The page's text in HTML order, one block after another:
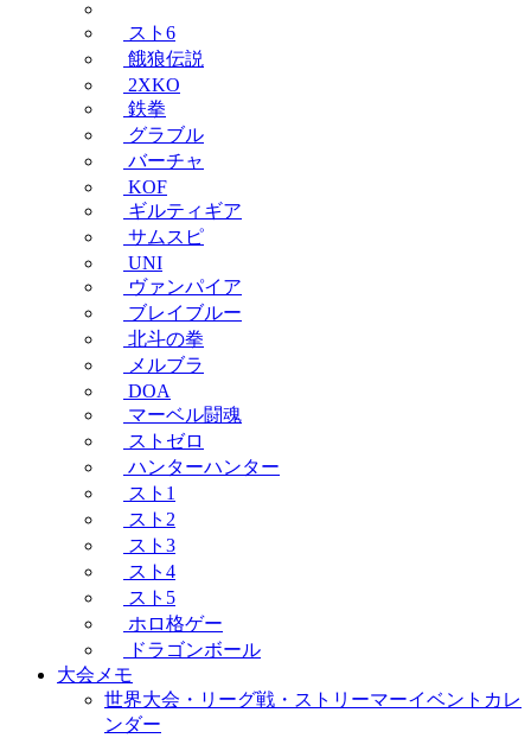
スト6
餓狼伝説
2XKO
鉄拳
グラブル
バーチャ
KOF
ギルティギア
サムスピ
UNI
ヴァンパイア
ブレイブルー
北斗の拳
メルブラ
DOA
マーベル闘魂
ストゼロ
ハンターハンター
スト1
スト2
スト3
スト4
スト5
ホロ格ゲー
ドラゴンボール
大会メモ
世界大会・リーグ戦・ストリーマーイベントカレ
ンダー